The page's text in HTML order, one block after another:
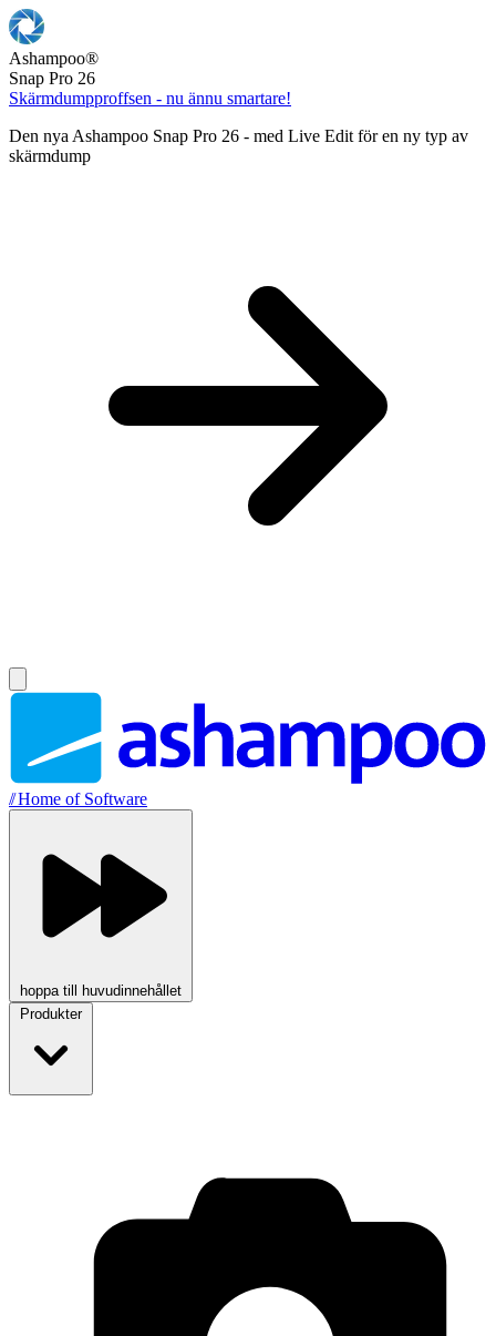
Ashampoo®
Snap Pro 26
Skärmdumpproffsen - nu ännu smartare!
Den nya Ashampoo Snap Pro 26 - med Live Edit för en ny typ av
skärmdump
//Home of Software
hoppa till huvudinnehållet
Produkter